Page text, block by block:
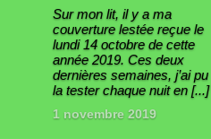
Sur mon lit, il y a ma
couverture lestée reçue le
lundi 14 octobre de cette
année 2019. Ces deux
dernières semaines, j’ai pu
la tester chaque nuit en [...]
1 novembre 2019